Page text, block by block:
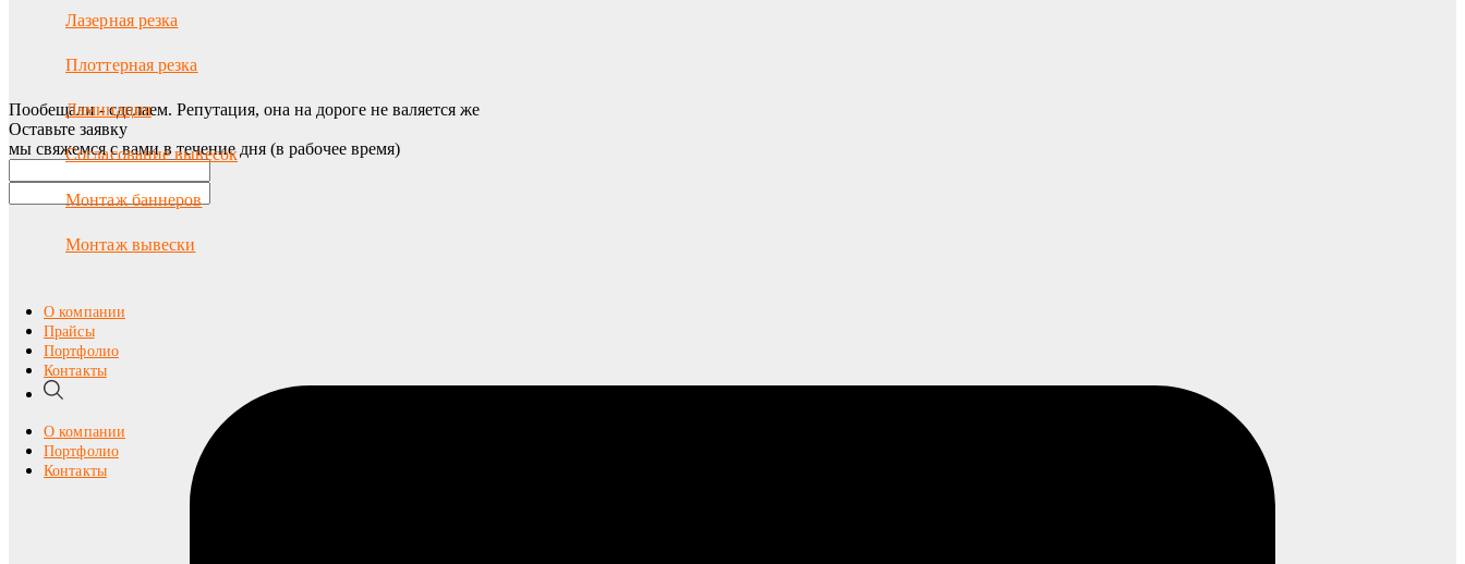
Лазерная резка
Плоттерная резка
Ламинация
Согласование вывесок
Монтаж баннеров
Монтаж вывески
О компании
Прайсы
Портфолио
Контакты
О компании
Портфолио
Контакты
Пообещали - сделаем. Репутация, она на дороге не валяется же
Оставьте заявку
мы свяжемся с вами в течение дня (в рабочее время)